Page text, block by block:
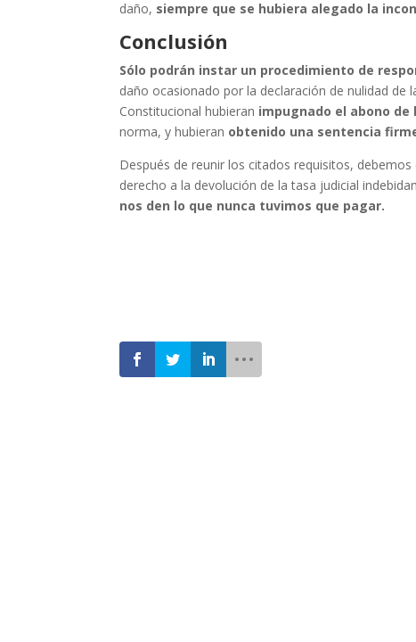
daño, siempre que se hubiera alegado la
Conclusión
Sólo podrán instar un procedimiento de
daño ocasionado por la declaración de nulidad de
Constitucional hubieran impugnado el abono de
norma, y hubieran obtenido una sentencia
Después de reunir los citados requisitos, debemos
derecho a la devolución de la tasa judicial
nos den lo que nunca tuvimos que pagar.